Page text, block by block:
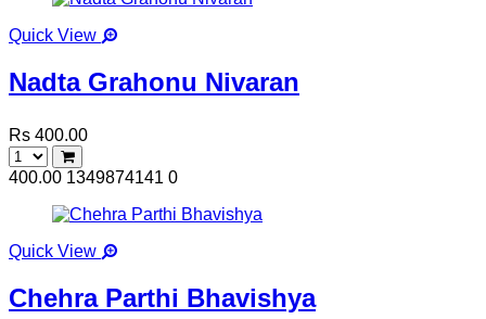
Quick View
Nadta Grahonu Nivaran
Rs 400.00
400.00 1349874141 0
Quick View
Chehra Parthi Bhavishya